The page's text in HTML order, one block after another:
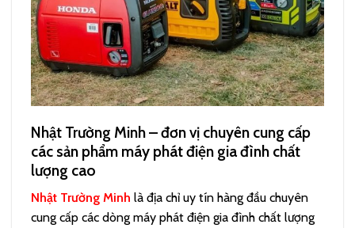
Nhật Trường Minh – đơn vị chuyên cung cấp
các sản phẩm máy phát điện gia đình chất
lượng cao
Nhật Trường Minh là địa chỉ uy tín hàng đầu chuyên
cung cấp các dòng máy phát điện gia đình chất lượng